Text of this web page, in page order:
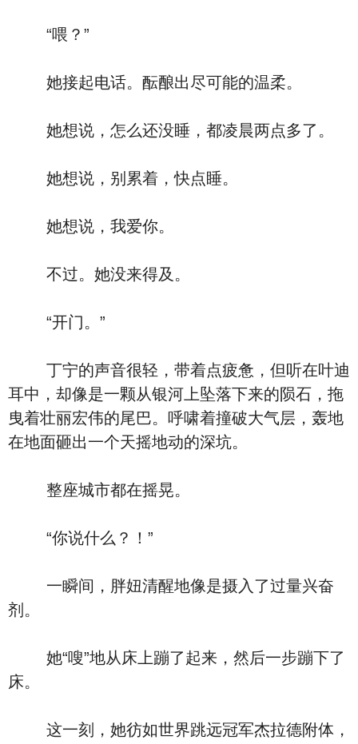
“喂？”
她接起电话。酝酿出尽可能的温柔。
她想说，怎么还没睡，都凌晨两点多了。
她想说，别累着，快点睡。
她想说，我爱你。
不过。她没来得及。
“开门。”
丁宁的声音很轻，带着点疲惫，但听在叶迪
耳中，却像是一颗从银河上坠落下来的陨石，拖
曳着壮丽宏伟的尾巴。呼啸着撞破大气层，轰地
在地面砸出一个天摇地动的深坑。
整座城市都在摇晃。
“你说什么？！”
一瞬间，胖妞清醒地像是摄入了过量兴奋
剂。
她“嗖”地从床上蹦了起来，然后一步蹦下了
床。
这一刻，她彷如世界跳远冠军杰拉德附体，